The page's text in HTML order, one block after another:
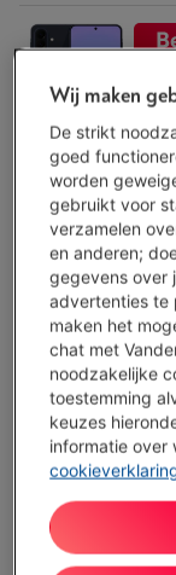
€
Wij maken
De strikt
goed
worden
gebruikt voor
verzamelen
en anderen;
gegevens over
advertenties te
maken het
chat met
noodzakelijke
toestemming
keuzes
informatie over